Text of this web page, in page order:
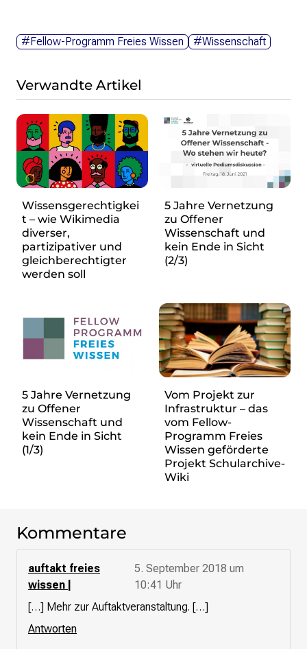
Strategische Ausrichtung 2030
Suchanfrage
Suchen
#Fellow-Programm Freies Wissen #Wissenschaft
Verwandte Artikel
Wissensgerechtigkei
t – wie Wikimedia
diverser,
partizipativer und
gleichberechtigter
werden soll
5 Jahre Vernetzung
zu Offener
Wissenschaft und
kein Ende in Sicht
(2/3)
5 Jahre Vernetzung
zu Offener
Wissenschaft und
kein Ende in Sicht
(1/3)
Vom Projekt zur
Infrastruktur – das
vom Fellow-
Programm Freies
Wissen geförderte
Projekt Schularchive-
Wiki
Kommentare
auftakt freies
wissen |
5. September 2018 um
10:41 Uhr
[…] Mehr zur Auftaktveranstaltung. […]
Antworten